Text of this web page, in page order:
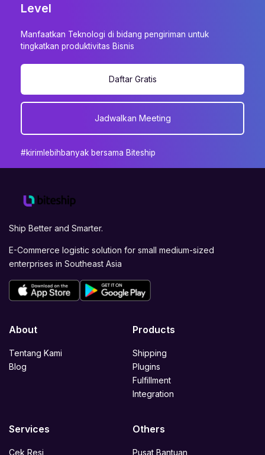
Level
Manfaatkan Teknologi di bidang pengiriman untuk
tingkatkan produktivitas Bisnis
Daftar Gratis
Jadwalkan Meeting
#kirimlebihbanyak bersama Biteship
Ship Better and Smarter.
E-Commerce logistic solution for small medium-sized
enterprises in Southeast Asia
About
Tentang Kami
Blog
Products
Shipping
Plugins
Fulfillment
Integration
Services
Cek Resi
Others
Pusat Bantuan